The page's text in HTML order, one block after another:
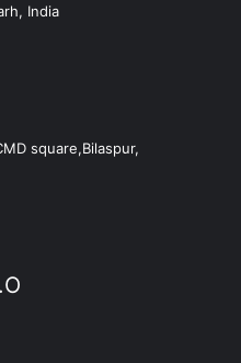
India
square,Bilaspur,